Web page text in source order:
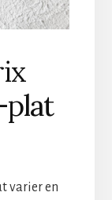
varier en